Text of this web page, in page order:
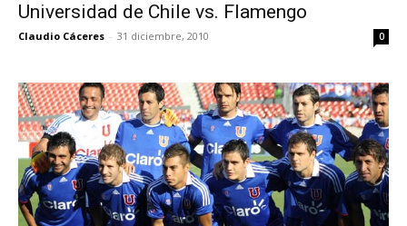
Universidad de Chile vs. Flamengo
Claudio Cáceres - 31 diciembre, 2010 0